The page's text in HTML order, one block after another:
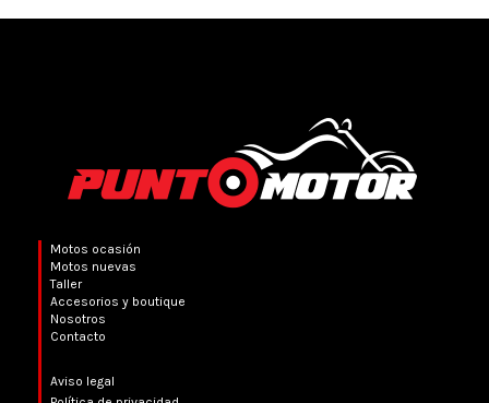
Motos ocasión
Motos nuevas
Taller
Accesorios y boutique
Nosotros
Contacto
Aviso legal